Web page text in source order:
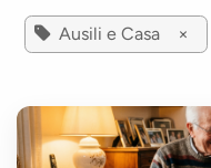
Ausili e Casa ×